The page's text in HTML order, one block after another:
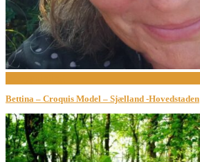
Bettina – Croquis Model – Sjælland -Hovedstaden